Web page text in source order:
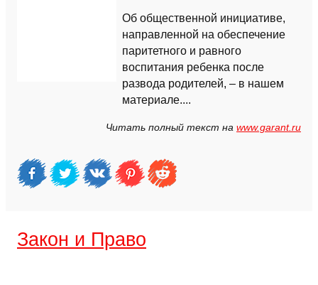
Об общественной инициативе,
направленной на обеспечение
паритетного и равного
воспитания ребенка после
развода родителей, – в нашем
материале....
Читать полный текст на www.garant.ru
Закон и Право